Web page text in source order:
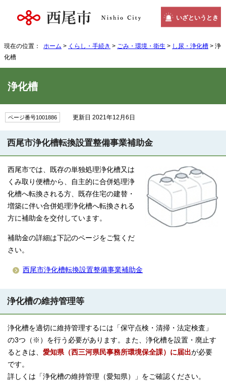
いざというとき
現在の位置： ホーム > くらし・手続き > ごみ・環境・衛生 > し尿・浄化槽 > 浄
化槽
浄化槽
ページ番号1001886 更新日 2021年12月6日
西尾市浄化槽転換設置整備事業補助金
西尾市では、既存の単独処理浄化槽又は
くみ取り便槽から、自主的に合併処理浄
化槽へ転換される方、既存住宅の建替・
増築に伴い合併処理浄化槽へ転換される
方に補助金を交付しています。
補助金の詳細は下記のページをご覧くだ
さい。
西尾市浄化槽転換設置整備事業補助金
浄化槽の維持管理等
浄化槽を適切に維持管理するには「保守点検・清掃・法定検査」
の3つ（※）を行う必要があります。また、浄化槽を設置・廃止す
るときは、 愛知県（西三河県民事務所環境保全課）に届出が必要
です。
詳しくは「浄化槽の維持管理（愛知県）」をご確認ください。